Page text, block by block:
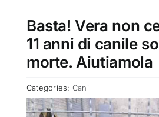
SMARRITI O DA ADOTTARE
ADOTTATI O RITROVATI
Basta! Vera non
11 anni di canile
morte. Aiutiamola
Categories: Cani